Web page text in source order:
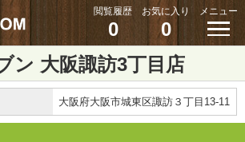
閲覧履歴
0
お気に入り
0
メニュー
ン 大阪諏訪3丁目店
大阪府大阪市城東区諏訪３丁目13-11